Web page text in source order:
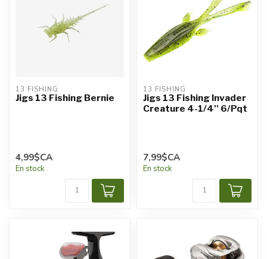
13 FISHING
Jigs 13 Fishing Bernie
4,99$CA
En stock
13 FISHING
Jigs 13 Fishing Invader
Creature 4-1/4'' 6/Pqt
7,99$CA
En stock